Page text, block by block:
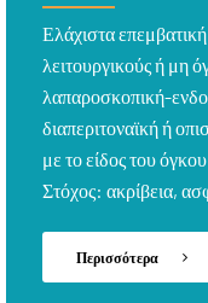
Ελάχιστα επεμβατική
λειτουργικούς ή μη
λαπαροσκοπική-
διαπεριτοναϊκή ή
με το είδος του
Στόχος: ακρίβεια,
Περισσότερα